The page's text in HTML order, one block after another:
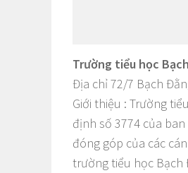
Trường tiểu học
Địa chỉ 72/7 Bạch
Giới thiệu : Trường
định số 3774 của
đóng góp của các
trường tiểu học Bạch